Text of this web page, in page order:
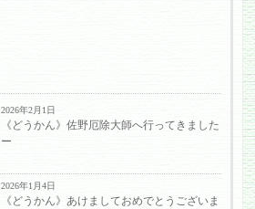
2026年2月1日
《どうかん》佐野厄除大師へ行ってきました
ー
2026年1月4日
《どうかん》あけましておめでとうございま